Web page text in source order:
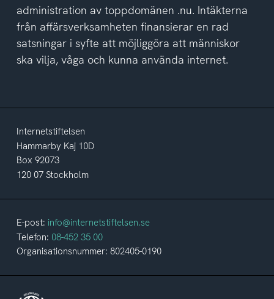
administration av toppdomänen .nu. Intäkterna
från affärsverksamheten finansierar en rad
satsningar i syfte att möjliggöra att människor
ska vilja, våga och kunna använda internet.
Internetstiftelsen
Hammarby Kaj 10D
Box 92073
120 07 Stockholm
E-post: info@internetstiftelsen.se
Telefon: 08-452 35 00
Organisationsnummer: 802405-0190